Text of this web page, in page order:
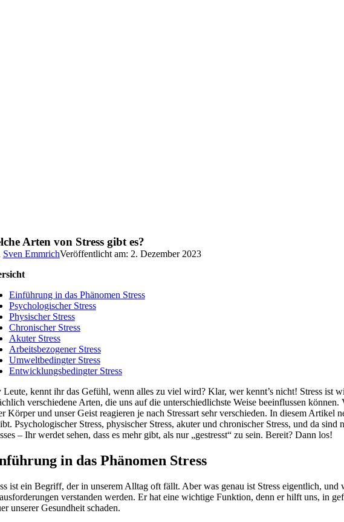
Arten von Stress gibt es?
Sven EmmrichVeröffentlicht am: 2. Dezember 2023
Einführung in das Phänomen Stress
Psychologischer Stress
Physischer Stress
Chronischer Stress
Akuter Stress
Arbeitsbezogener Stress
Umweltbedingter Stress
Entwicklungsbedingter Stress
Leute, kennt ihr das Gefühl, wenn alles zu viel wird? Klar, wer kennt’s nicht! Stress ist
verschiedene Arten, die uns auf die unterschiedlichste Weise beeinflussen
Körper und unser Geist reagieren je nach Stressart sehr verschieden. In diesem
Psychologischer Stress, physischer Stress, akuter und chronischer Stress, und da
– Ihr werdet sehen, dass es mehr gibt, als nur „gestresst“ zu sein. Bereit? Dann los!
in das Phänomen Stress
ist ein Begriff, der in unserem Alltag oft fällt. Aber was genau ist Stress eigentlich,
verstanden werden. Er hat eine wichtige Funktion, denn er hilft uns, in
unserer Gesundheit schaden.